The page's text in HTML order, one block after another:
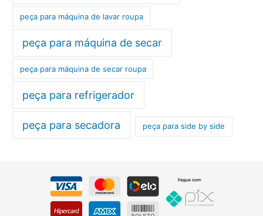
peça para máquina de lavar roupa
peça para máquina de secar
peça para máquina de secar roupa
peça para refrigerador
peça para secadora peça para side by side